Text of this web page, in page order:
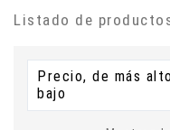
Listado de
Precio, de más
bajo